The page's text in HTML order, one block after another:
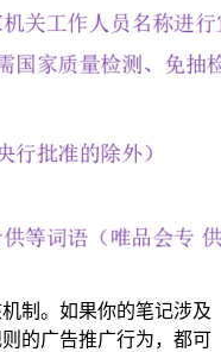
制。如果你的笔记涉及
的广告推广行为，都可